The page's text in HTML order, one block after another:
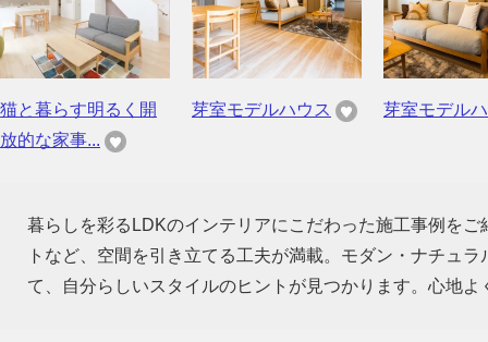
猫と暮らす明るく開
放的な家事...
芽室モデルハウス 芽室モデル
暮らしを彩るLDKのインテリアにこだわった施工事例を
トなど、空間を引き立てる工夫が満載。モダン・ナチュ
て、自分らしいスタイルのヒントが見つかります。心地